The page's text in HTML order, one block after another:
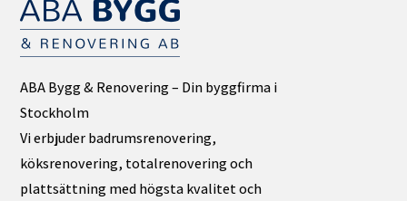
ABA Bygg & Renovering – Din byggfirma i
Stockholm
Vi erbjuder badrumsrenovering,
köksrenovering, totalrenovering och
plattsättning med högsta kvalitet och